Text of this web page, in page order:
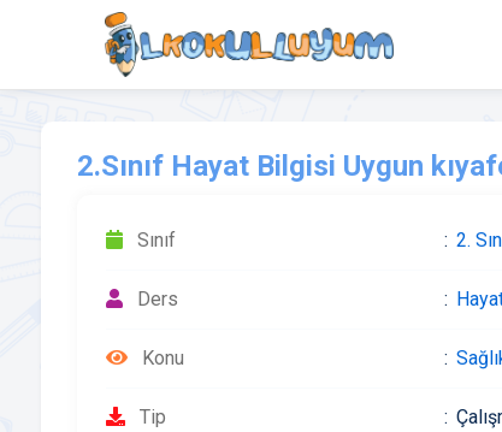
2.Sınıf Hayat Bilgisi Uygun
Sınıf 2.
Ders
Konu
Tip